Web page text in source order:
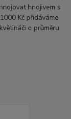
hnojivem s
Kč přidáváme
o průměru